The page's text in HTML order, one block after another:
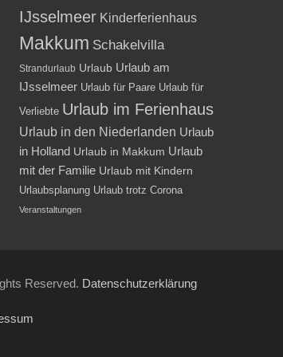
IJsselmeer Kinderferienhaus
Makkum Schakelvilla
Strandurlaub Urlaub Urlaub am
IJsselmeer Urlaub für Paare Urlaub für
Verliebte Urlaub im Ferienhaus
Urlaub in den Niederlanden Urlaub
in Holland Urlaub in Makkum Urlaub
mit der Familie Urlaub mit Kindern
Urlaubsplanung Urlaub trotz Corona
Veranstaltungen
Reserved. Datenschutzerklärung